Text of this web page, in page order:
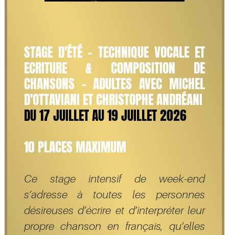
STAGE D'ÉTÉ - TECHNIQUE VOCALE ET
ECRITURE & COMPOSITION DE
CHANSONS - ADULTES AVEC MICHEL
D'OTTAVIANI ET CHRISTOPHE ANDRÉANI
DU 17 JUILLET AU 19 JUILLET 2026
10 PLACES MAXIMUM
Ce stage intensif de week-end
s’adresse à toutes les personnes
désireuses d’écrire et d’interpréter leur
propre chanson en français, qu’elles